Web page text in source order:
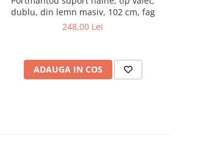
dublu, din lemn masiv, 102 cm, fag
248,00 Lei
ADAUGA IN COS